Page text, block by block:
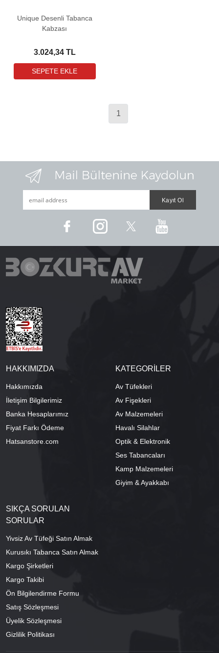
Unique Desenli Tabanca
Kabzası
3.024,34 TL
1
HAKKIMIZDA
Hakkımızda
İletişim Bilgilerimiz
Banka Hesaplarımız
Fiyat Farkı Ödeme
Hatsanstore.com
KATEGORİLER
Av Tüfekleri
Av Fişekleri
Av Malzemeleri
Havalı Silahlar
Optik & Elektronik
Ses Tabancaları
Kamp Malzemeleri
Giyim & Ayakkabı
SIKÇA SORULAN
SORULAR
Yivsiz Av Tüfeği Satın Almak
Kurusıkı Tabanca Satın Almak
Kargo Şirketleri
Kargo Takibi
Ön Bilgilendirme Formu
Satış Sözleşmesi
Üyelik Sözleşmesi
Gizlilik Politikası